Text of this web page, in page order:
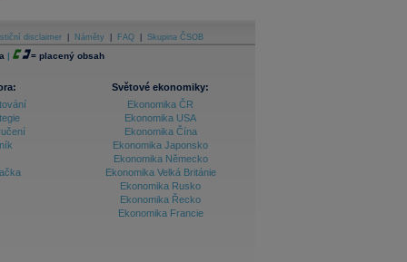
disclaimer Náměty FAQ Skupina ČSOB
| = placený obsah
Světové ekonomiky:
Ekonomika ČR
Ekonomika USA
Ekonomika Čína
Ekonomika Japonsko
Ekonomika Německo
Ekonomika Velká Británie
Ekonomika Rusko
Ekonomika Řecko
Ekonomika Francie